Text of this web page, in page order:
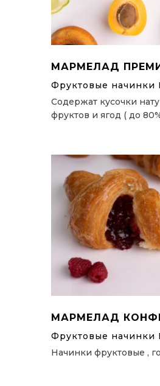
МАРМЕЛАД
Фруктовые начинки
Содержат кусочки
фруктов и ягод ( до
МАРМЕЛАД
Фруктовые начинки
Начинки фруктовые ,